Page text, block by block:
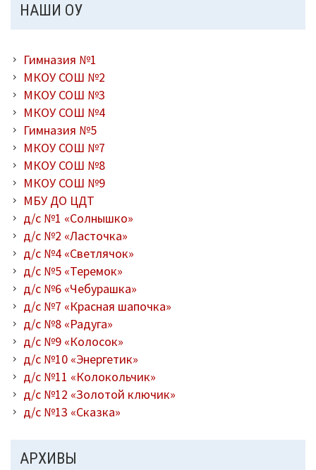
НАШИ ОУ
Гимназия №1
МКОУ СОШ №2
МКОУ СОШ №3
МКОУ СОШ №4
Гимназия №5
МКОУ СОШ №7
МКОУ СОШ №8
МКОУ СОШ №9
МБУ ДО ЦДТ
д/с №1 «Солнышко»
д/с №2 «Ласточка»
д/с №4 «Светлячок»
д/с №5 «Теремок»
д/с №6 «Чебурашка»
д/с №7 «Красная шапочка»
д/с №8 «Радуга»
д/с №9 «Колосок»
д/с №10 «Энергетик»
д/с №11 «Колокольчик»
д/с №12 «Золотой ключик»
д/с №13 «Сказка»
АРХИВЫ